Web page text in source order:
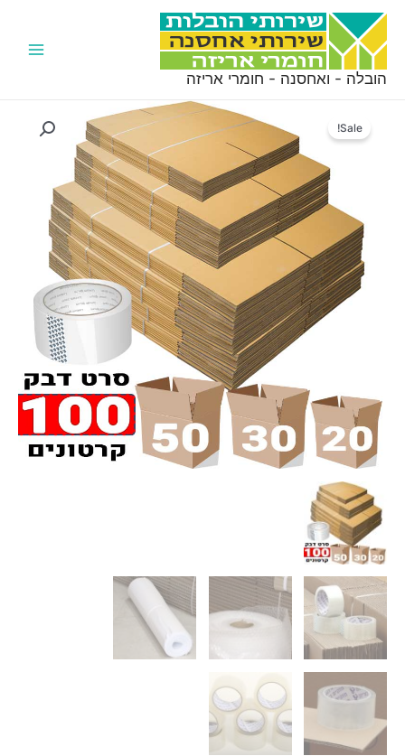
הובלה - ואחסנה - חומרי אריזה
Sale!